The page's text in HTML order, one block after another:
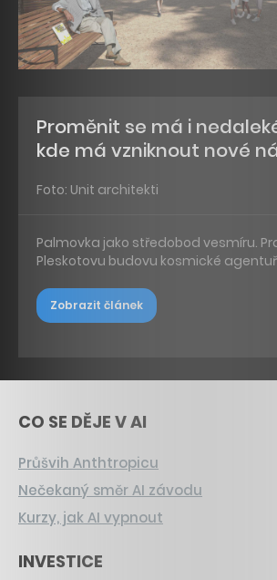
Proměnit se má i
kde má vzniknout nové
Foto: Unit architekti
Palmovka jako středobod vesmíru.
Pleskotovu budovu kosmické
Zobrazit článek
CO SE DĚJE V AI
Průšvih Anthtropicu
Nečekaný směr AI závodu
Kurzy, jak AI vypnout
INVESTICE